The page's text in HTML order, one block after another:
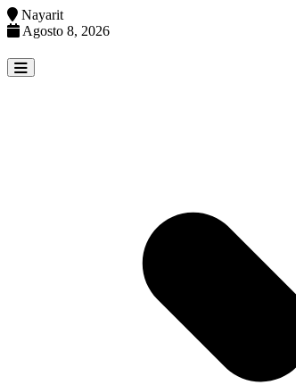
Nayarit
Agosto 8, 2026
to
content